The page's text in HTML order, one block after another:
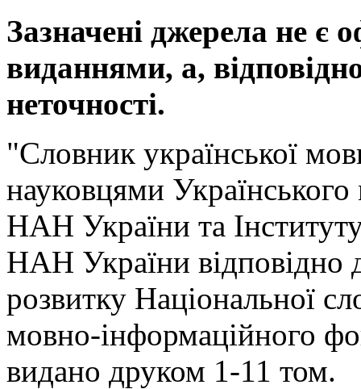
Зазначені джерела не є
виданнями, а,
неточності.
"Словник української
науковцями
НАН України та
НАН України відповідно
розвитку Національної
мовно-інформаційного
видано друком 1-11 том.